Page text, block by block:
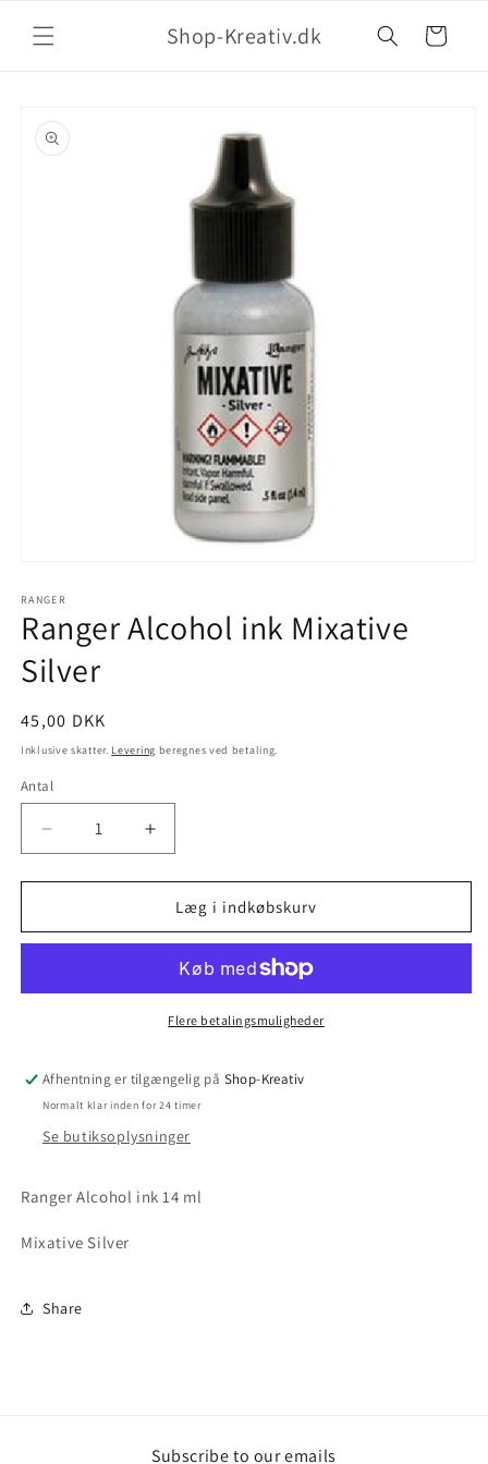
Shop-Kreativ.dk Indkøbskurv
RANGER
Ranger Alcohol ink Mixative
Silver
45,00 DKK
Inklusive skatter. Levering beregnes ved betaling.
Antal
Læg i indkøbskurv
Flere betalingsmuligheder
Afhentning er tilgængelig på Shop-Kreativ
Normalt klar inden for 24 timer
Se butiksoplysninger
Ranger Alcohol ink 14 ml
Mixative Silver
Share
Subscribe to our emails